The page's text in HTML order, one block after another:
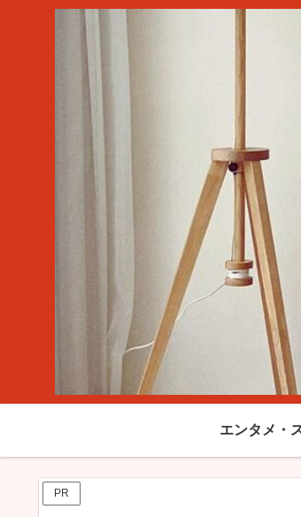
エンタメ・
PR